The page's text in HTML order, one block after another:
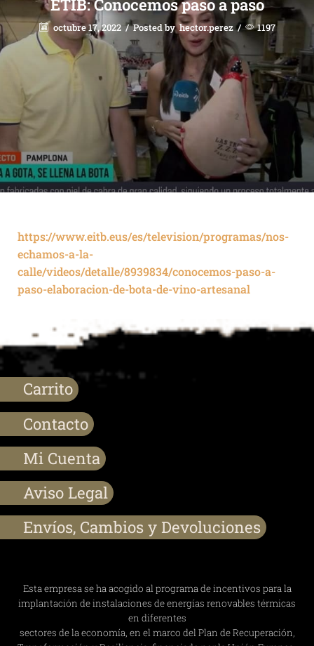
ETIB: Conocemos paso a paso
octubre 17, 2022 / Posted by hector.perez / 1197
https://www.eitb.eus/es/television/programas/nos-
echamos-a-la-
calle/videos/detalle/8939834/conocemos-paso-a-
paso-elaboracion-de-bota-de-vino-artesanal
Carrito
Contacto
Mi Cuenta
Aviso Legal
Envíos, Cambios y Devoluciones
Esta empresa se ha acogido al programa de incentivos para la
implantación de instalaciones de energías renovables térmicas
en diferentes
sectores de la economía, en el marco del Plan de Recuperación,